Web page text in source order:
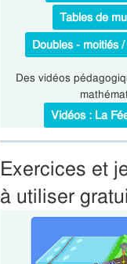
Tables de
Doubles - moitiés
Des vidéos
Vidéos : La
Exercices et
à utiliser